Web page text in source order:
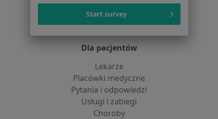
Partnerzy
Centrum prasowe
Dla pacjentów
Lekarze
Placówki medyczne
Pytania i odpowiedzi
Usługi i zabiegi
Choroby
Start survey